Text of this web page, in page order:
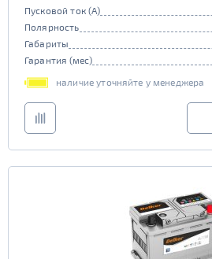
Пусковой ток (А)
Полярность
Габариты
Гарантия (мес)
наличие уточняйте у менеджера